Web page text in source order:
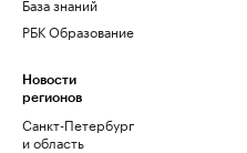
РБК Образование
Новости
регионов
Санкт-Петербург
и область